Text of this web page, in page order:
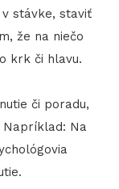
stávke, staviť
že na niečo
krk či hlavu.
či poradu,
Napríklad: Na